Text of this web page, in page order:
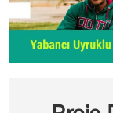
Önceki